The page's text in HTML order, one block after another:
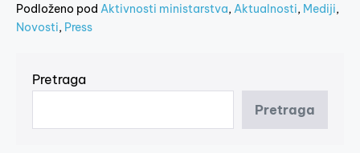
Podloženo pod Aktivnosti ministarstva,Aktualnosti, Mediji,
Novosti, Press
Pretraga
Pretraga